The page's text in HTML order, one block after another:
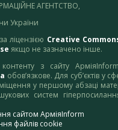
АГЕНТСТВО,
України
ліцензією Creative
якщо не зазначено інше.
з сайту
обов’язкове. Для суб’єктів у
у першому абзаці
систем
сайтом АрміяInform
файлів cookie